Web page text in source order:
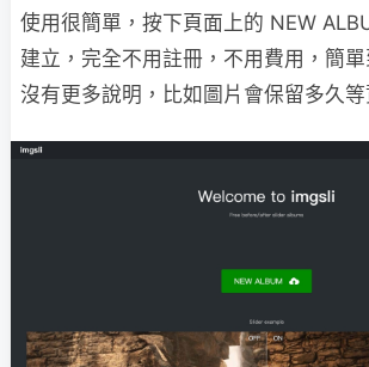
使用很簡單，按下頁面上的 NEW
建立，完全不用註冊，不用費用，簡
沒有更多說明，比如圖片會保留多久等